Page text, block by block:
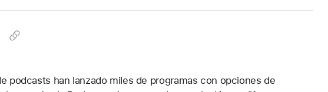
podcasts han lanzado miles de programas con opciones de